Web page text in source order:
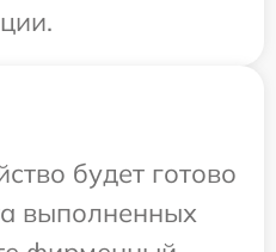
будет готово
выполненных